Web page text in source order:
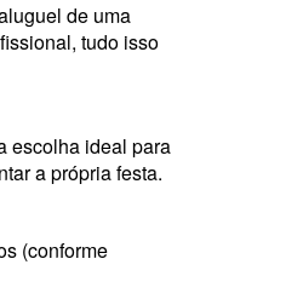
de uma
tudo isso
escolha ideal para
a própria festa.
(conforme